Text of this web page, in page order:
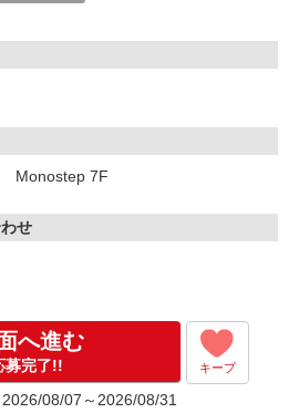
ールorお電話でご連絡します。
ど）・出張面接・事務所面接と選べま
調整もOKです！
Monostep 7F
せ
へ進む
募完了!! キープ
08/07～2026/08/31